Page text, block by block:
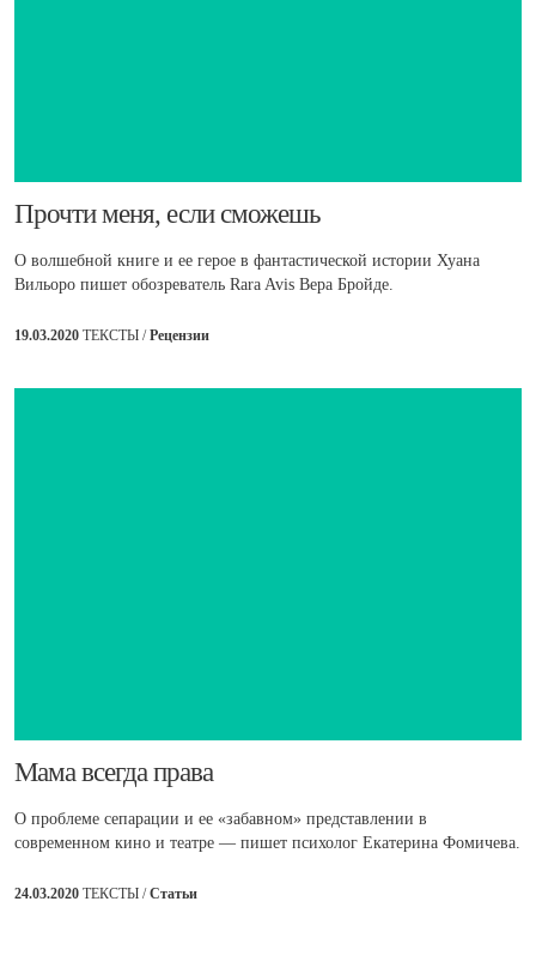
​Прочти меня, если сможешь
О волшебной книге и ее герое в фантастической истории Хуана
Вильоро пишет обозреватель Rara Avis Вера Бройде.
19.03.2020 ТЕКСТЫ /Рецензии
​Мама всегда права
О проблеме сепарации и ее «забавном» представлении в
современном кино и театре — пишет психолог Екатерина Фомичева.
24.03.2020 ТЕКСТЫ /Статьи